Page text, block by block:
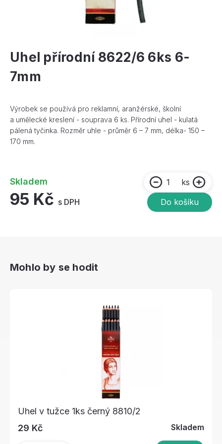
Uhel přírodní 8622/6 6ks 6-
7mm
Výrobek se používá pro reklamní, aranžérské, školní
a umělecké kreslení - souprava 6 ks. Přírodní uhel - kulatá
pálená tyčinka. Rozměr uhle - průměr 6 – 7 mm, délka- 150 –
170 mm.
Skladem
95 Kč s DPH
ks
Do košíku
Mohlo by se hodit
Uhel v tužce 1ks černý 8810/2
29 Kč
Skladem